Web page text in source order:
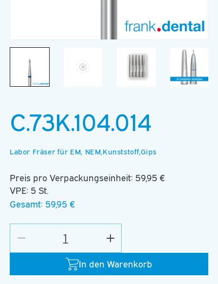
1
C.73K.104.014
Labor Fräser für EM, NEM,Kunststoff,Gips
Preis pro Verpackungseinheit: 59,95 €
VPE: 5 St.
Gesamt: 59,95 €
In den Warenkorb
die
für
Erhöhe
die
Menge
für